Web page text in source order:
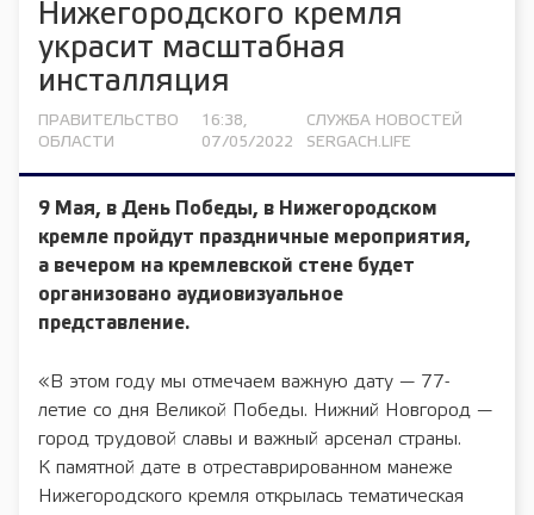
Нижегородского кремля
украсит масштабная
инсталляция
ПРАВИТЕЛЬСТВО
ОБЛАСТИ
16:38,
07/05/2022
СЛУЖБА НОВОСТЕЙ
SERGACH.LIFE
9 Мая, в День Победы, в Нижегородском
кремле пройдут праздничные мероприятия,
а вечером на кремлевской стене будет
организовано аудиовизуальное
представление.
«В этом году мы отмечаем важную дату — 77-
летие со дня Великой Победы. Нижний Новгород —
город трудовой славы и важный арсенал страны.
К памятной дате в отреставрированном манеже
Нижегородского кремля открылась тематическая